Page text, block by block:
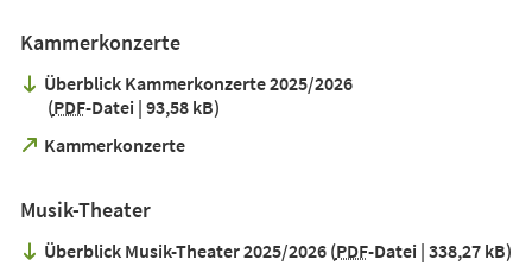
neuen
Tab)
Kammerkonzerte
Überblick Kammerkonzerte 2025/2026
PDF-Datei 93,58 kB
Kammerkonzerte
(Öffnet
neuen
Tab)
Musik-Theater
Überblick Musik-Theater 2025/2026 PDF-Datei 338,27 kB